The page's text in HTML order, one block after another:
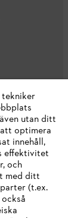
tekniker
utan ditt
optimera
innehåll,
effektivitet
och
med ditt
(t.ex.